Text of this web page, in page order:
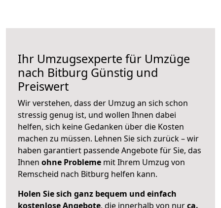
Ihr Umzugsexperte für Umzüge
nach Bitburg Günstig und
Preiswert
Wir verstehen, dass der Umzug an sich schon
stressig genug ist, und wollen Ihnen dabei
helfen, sich keine Gedanken über die Kosten
machen zu müssen. Lehnen Sie sich zurück – wir
haben garantiert passende Angebote für Sie, das
Ihnen ohne Probleme mit Ihrem Umzug von
Remscheid nach Bitburg helfen kann.
Holen Sie sich ganz bequem und einfach
kostenlose Angebote, die innerhalb von nurca.